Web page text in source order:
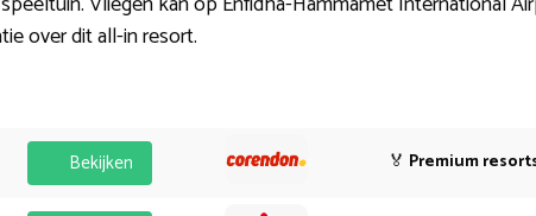
over dit all-in resort.
Bekijken 🏅 Premium